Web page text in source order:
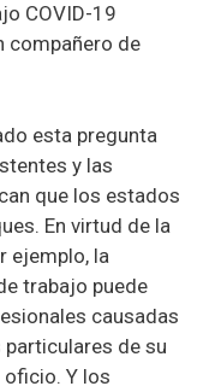
COVID-19
compañero de
esta pregunta
y las
que los estados
En virtud de la
ejemplo, la
trabajo puede
causadas
de su
oficio. Y los